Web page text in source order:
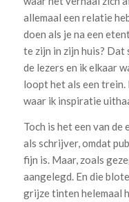
allemaal een relatie
doen als je na een
te zijn in zijn huis? Dat
de lezers en ik elkaar
loopt het als een
waar ik inspiratie
Toch is het een van de
als schrijver, omdat
fijn is. Maar, zoals
aangelegd. En die
grijze tinten helemaal